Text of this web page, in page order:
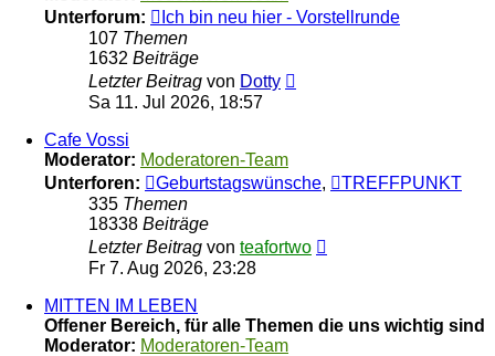
Unterforum:
Ich bin neu hier - Vorstellrunde
107 Themen
1632 Beiträge
Letzter Beitrag von Dotty
Sa 11. Jul 2026, 18:57
Cafe Vossi
Moderator: Moderatoren-Team
Unterforen:
Geburtstagswünsche,
TREFFPUNKT
335 Themen
18338 Beiträge
Letzter Beitrag von teafortwo
Fr 7. Aug 2026, 23:28
MITTEN IM LEBEN
Offener Bereich, für alle Themen die uns wichtig sind
Moderator: Moderatoren-Team